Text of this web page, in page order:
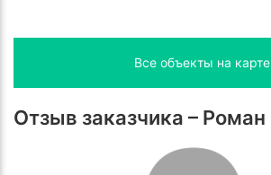
Все объекты на карте
Отзыв заказчика – Роман